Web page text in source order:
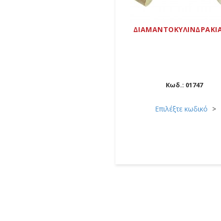
Κωδ.: 01747
Επιλέξτε κωδικό